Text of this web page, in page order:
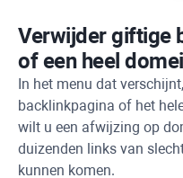
Verwijder giftige
of een heel
In het menu dat
backlinkpagina of het
wilt u een afwijzing op
duizenden links van
kunnen komen.